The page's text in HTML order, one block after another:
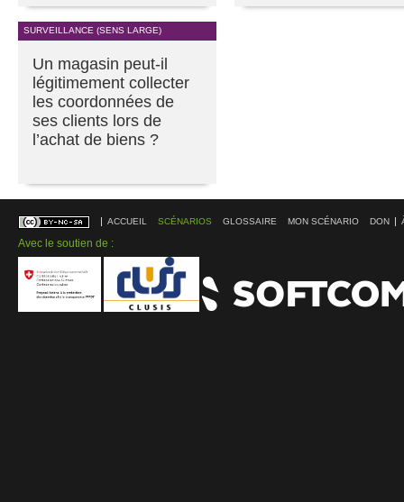
SURVEILLANCE (SENS LARGE)
Un magasin peut-il
légitimement collecter
les coordonnées de
ses clients lors de
l’achat de biens ?
ACCUEIL SCÉNARIOS GLOSSAIRE MON SCÉNARIO DON
Avec le soutien de :